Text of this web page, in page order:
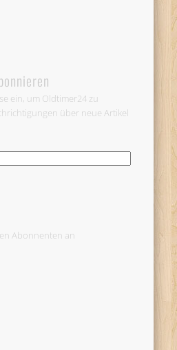
ein, um Oldtimer24 zu
über neue Artikel
Abonnenten an